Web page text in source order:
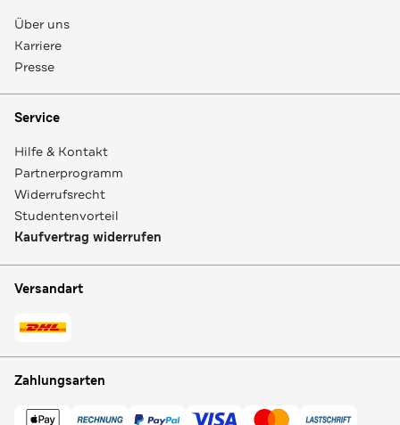
Über uns
Karriere
Presse
Service
Hilfe & Kontakt
Partnerprogramm
Widerrufsrecht
Studentenvorteil
Kaufvertrag widerrufen
Versandart
Zahlungsarten